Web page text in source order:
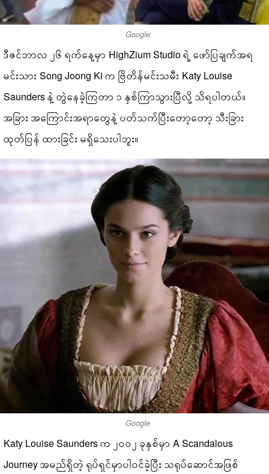
Google
ဒီဇင်ဘာလ ၂၆ ရက်နေ့မှာ HighZium Studio ရဲ့ ဖော်ပြချက်အရ
မင်းသား Song Joong Ki က ဗြိတိန်မင်းသမီး Katy Louise
Saunders နဲ့ တွဲနေခဲ့ကြတာ ၁ နှစ်ကြာသွားပြီလို့ သိရပါတယ်။
အခြား အကြောင်းအရာတွေနဲ့ ပတ်သက်ပြီးတော့တော့ သီးခြား
ထုတ်ပြန် ထားခြင်း မရှိသေးပါဘူး။
Google
Katy Louise Saunders က ၂၀၀၂ ခုနှစ်မှာ A Scandalous
Journey အမည်ရှိတဲ့ ရုပ်ရှင်မှာပါဝင်ခဲ့ပြီး သရုပ်ဆောင်အဖြစ်